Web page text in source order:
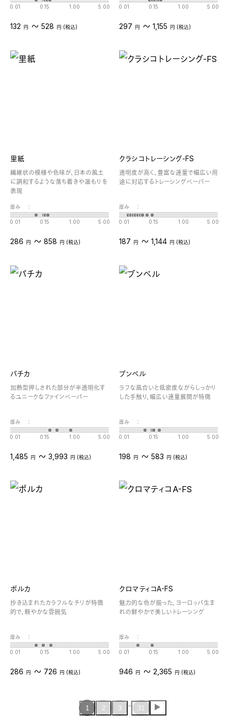
0.01 0.15 1.00 5.00
132 円 〜 528 円 (税込)
0.01 0.15 1.00 5.00
297 円 〜 1,155 円 (税込)
里紙
繊維状の模様や色味が、日本の風土
に調和するような落ち着きや温もりを
表現
厚み ：
0.01 0.15 1.00 5.00
286 円 〜 858 円 (税込)
クラシコトレーシング-FS
透明度が高く、豊富な連量で幅広い用
途に対応するトレーシングペーパー
厚み ：
0.01 0.15 1.00 5.00
187 円 〜 1,144 円 (税込)
パチカ
加熱型押しされた部分が半透明化す
るユニークなファインペーパー
厚み ：
0.01 0.15 1.00 5.00
1,485 円 〜 3,993 円 (税込)
ブンペル
ラフな風合いと低密度ながらしっかり
した手触り、幅広い連量展開が特徴
厚み ：
0.01 0.15 1.00 5.00
198 円 〜 583 円 (税込)
ポルカ
抄き込まれたカラフルなチリが特徴
的で、軽やかな雰囲気
厚み ：
0.01 0.15 1.00 5.00
286 円 〜 726 円 (税込)
クロマティコA-FS
魅力的な色が揃った、ヨーロッパ生ま
れの鮮やかで美しいトレーシング
厚み ：
0.01 0.15 1.00 5.00
946 円 〜 2,365 円 (税込)
1 2 3 ... 31